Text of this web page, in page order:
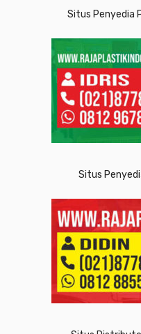
Situs Penyedia
Situs